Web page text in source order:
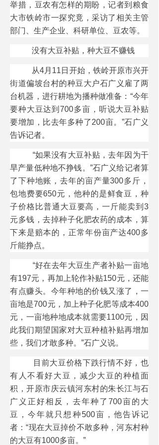
举措，豆农有怎样的期盼，记者到粮食
大市铁岭市一探究竟，采访了相关主管
部门、生产企业、科研单位、豆农等。
没有大豆补贴，种大豆不赚钱
从4月11日开始，铁岭开原市兴开
街道偏坡台村的种豆大户石广义雇了两
台机器，进行耕地为播种做准备：“今年
要种大豆达到700多亩，听说大豆补贴
要增加，比去年多种了200亩。”石广义
告诉记者。
“如果没有大豆补贴，去年因为干
旱产量低种地不挣钱。”石广义给记者算
了下种地账，去年的亩产量300多斤，
包地费要650元，他种的是鲜食豆，种
子价格比普通大豆要高，一斤能卖到3
元多钱，去掉种子化肥农药的成本，算
下来是赔本的，正常年份亩产达400多
斤能挣点。
“好在去年大豆生产者补贴一亩地
有197元，再加上轮作补贴150元，还能
有点赚头。今年种地的价钱又涨了，一
亩地是700元，加上种子化肥等成本400
元，一亩地种地成本就需要1100元，因
此我们期望国家对大豆种植补贴再增加
些，我们才敢多种。”石广义说。
目前大豆价格下跌行情不好，也
有人不看好大豆，减少大豆的种植面
积，开原市庆云镇河东村的朱长江与石
广义正好相反，去年种了700亩的大
豆，今年就只想种500亩，他告诉记
者：“现在大豆掉价不敢多种，河东村种
的大豆有1000多亩。”